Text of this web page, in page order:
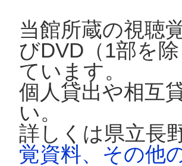
当館所蔵の視聴
びDVD（1部を
ています。
個人貸出や相互
い。
詳しくは県立長
覚資料、その他